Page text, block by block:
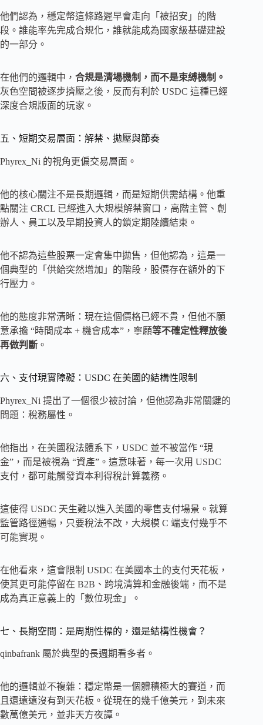
他們認為，穩定幣這條路遲早會走向「被招安」的階
段。誰能率先完成合規化，誰就能成為國家級基礎建設
的一部分。
在他們的邏輯中， 合規是清場機制，而不是束縛機制。
灰色空間被逐步擠壓之後，反而有利於 USDC 這種已經
深度合規版面的玩家。
五、短期交易層面：解禁、拋壓與節奏
Phyrex_Ni 的視角更偏交易層面。
他的核心關注不是長期邏輯，而是短期供需結構。他重
點關注 CRCL 已經進入大規模解禁窗口，高階主管、創
辦人、員工以及早期投資人的鎖定期陸續結束。
他不認為這些股票一定會集中拋售，但他認為，這是一
個典型的「供給突然增加」的階段，股價存在額外的下
行壓力。
他的態度非常清晰：現在這個價格已經不貴，但他不願
意承擔 “時間成本 + 機會成本”，寧願等不確定性釋放後
再做判斷 。
六、支付現實障礙：USDC 在美國的結構性限制
Phyrex_Ni 提出了一個很少被討論，但他認為非常關鍵的
問題：稅務屬性。
他指出，在美國稅法體系下，USDC 並不被當作 “現
金”，而是被視為 “資產”。這意味著，每一次用 USDC
支付，都可能觸發資本利得稅計算義務。
這使得 USDC 天生難以進入美國的零售支付場景。就算
監管路徑通暢，只要稅法不改，大規模 C 端支付幾乎不
可能實現。
在他看來，這會限制 USDC 在美國本土的支付天花板，
使其更可能停留在 B2B、跨境清算和金融後端，而不是
成為真正意義上的「數位現金」。
七、長期空間：是周期性標的，還是結構性機會？
qinbafrank 屬於典型的長週期看多者。
他的邏輯並不複雜：穩定幣是一個體積極大的賽道，而
且還遠遠沒有到天花板。從現在的幾千億美元，到未來
數萬億美元，並非天方夜譚。